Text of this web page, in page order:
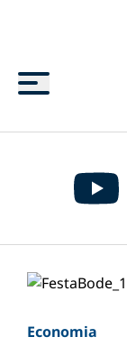
Menu
Economia